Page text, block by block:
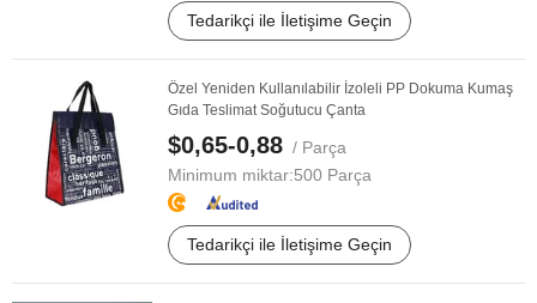
Tedarikçi ile İletişime Geçin
Özel Yeniden Kullanılabilir İzoleli PP Dokuma Kumaş
Gıda Teslimat Soğutucu Çanta
$0,65-0,88 / Parça
Minimum miktar:500 Parça
Tedarikçi ile İletişime Geçin